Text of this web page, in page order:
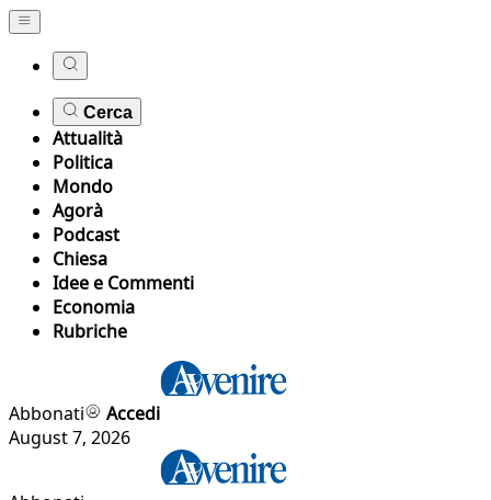
Cerca
Attualità
Politica
Mondo
Agorà
Podcast
Chiesa
Idee e Commenti
Economia
Rubriche
Abbonati
Accedi
August 7, 2026